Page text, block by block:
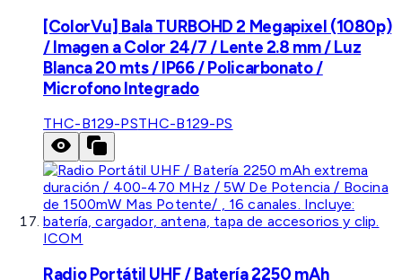
[ColorVu] Bala TURBOHD 2 Megapixel (1080p)
/ Imagen a Color 24/7 / Lente 2.8 mm / Luz
Blanca 20 mts / IP66 / Policarbonato /
Microfono Integrado
THC-B129-PSTHC-B129-PS
ICOM
Radio Portátil UHF / Batería 2250 mAh